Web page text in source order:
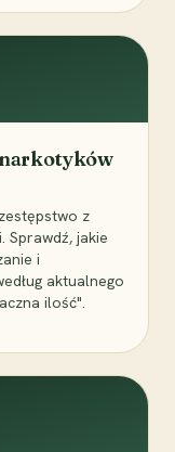
z
Sprawdź, jakie
i
aktualnego
ilość".